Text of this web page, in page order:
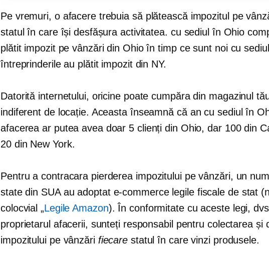
Pe vremuri, o afacere trebuia să plătească impozitul pe
statul în care își desfășura activitatea. cu sediul în Ohio
plătit impozit pe vânzări din Ohio în timp ce sunt noi cu
întreprinderile au plătit impozit din NY.
Datorită internetului, oricine poate cumpăra din magazinul
indiferent de locație. Aceasta înseamnă că ancu sediul în
afacerea ar putea avea doar 5 clienți din Ohio, dar 100 din
20 din New York.
Pentru a contracara pierderea impozitului pe vânzări, un
state din SUA au adoptat e-commercelegile fiscale de stat
colocvial „Legile Amazon). În conformitate cu aceste legi,
proprietarul afacerii, sunteți responsabil pentru colectarea și
impozitului pe vânzări fiecare statul în care vinzi produsele.